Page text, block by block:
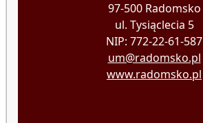
97-500 Radomsko
ul. Tysiąclecia 5
NIP: 772-22-61-587
um@radomsko.pl
www.radomsko.pl